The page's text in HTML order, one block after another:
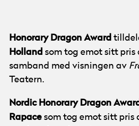
Honorary Dragon Award
Holland som tog emot sitt pris
samband med visningen av
Teatern.
Nordic Honorary Dragon
Rapace som tog emot sitt pris